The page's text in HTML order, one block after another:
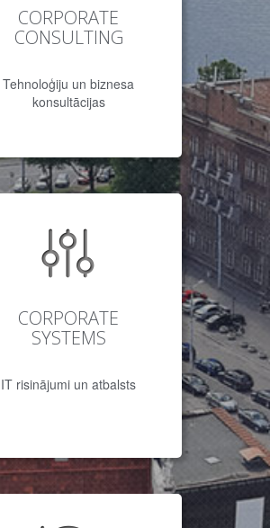
CORPORATE
CONSULTING
Tehnoloģiju un biznesa
konsultācijas
CORPORATE
SYSTEMS
IT risinājumi un atbalsts